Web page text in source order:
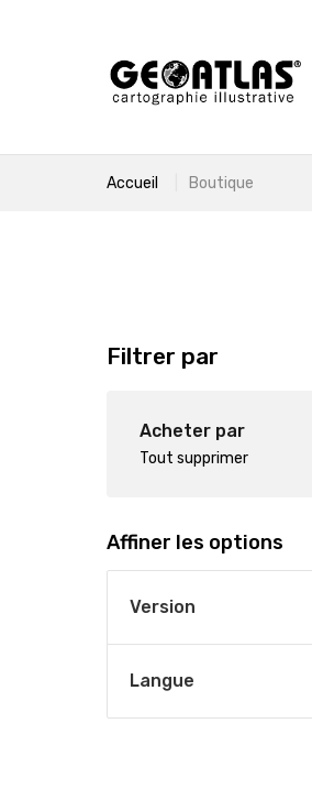
Accueil Boutique
Filtrer par
Acheter par
Tout supprimer
Affiner les options
Version
Langue